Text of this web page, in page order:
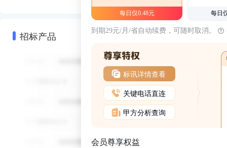
招标产品
每日仅0.48元 每日
到期29元/月/省自动续费，可随时取消。
标讯详情查看
关键电话直连
甲方分析查询
会员尊享权益